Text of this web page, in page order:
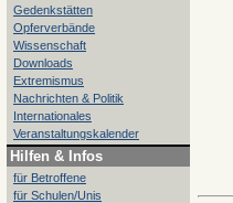
Gedenkstätten
Opferverbände
Wissenschaft
Downloads
Extremismus
Nachrichten & Politik
Internationales
Veranstaltungskalender
Hilfen & Infos
für Betroffene
für Schulen/Unis